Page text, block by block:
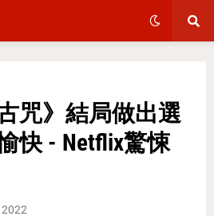
咒》結局做出選
快 - Netflix驚悚